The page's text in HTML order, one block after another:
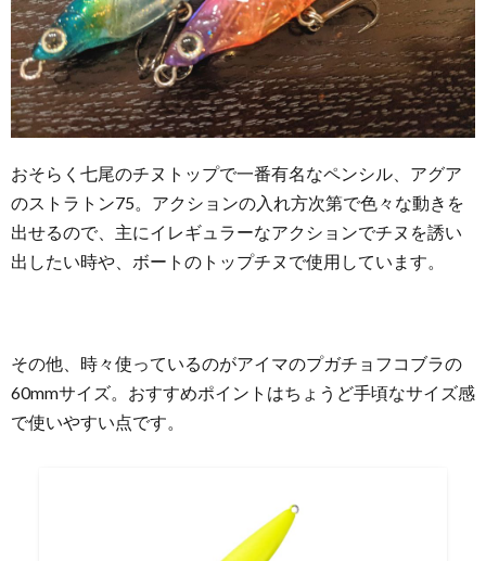
おそらく七尾のチヌトップで一番有名なペンシル、アグア
のストラトン75。アクションの入れ方次第で色々な動きを
出せるので、主にイレギュラーなアクションでチヌを誘い
出したい時や、ボートのトップチヌで使用しています。
その他、時々使っているのがアイマのプガチョフコブラの
60mmサイズ。おすすめポイントはちょうど手頃なサイズ感
で使いやすい点です。